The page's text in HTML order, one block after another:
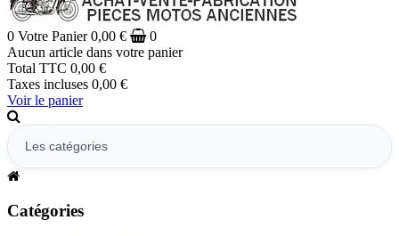
0 Votre Panier 0,00 €
0
Aucun article dans votre panier
Total TTC 0,00 €
Taxes incluses 0,00 €
Voir le panier
Catégories